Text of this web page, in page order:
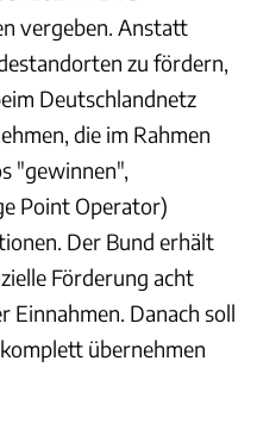
vergeben. Anstatt
zu fördern,
Deutschlandnetz
die im Rahmen
"gewinnen",
Point Operator)
Der Bund erhält
Förderung acht
Einnahmen. Danach soll
übernehmen